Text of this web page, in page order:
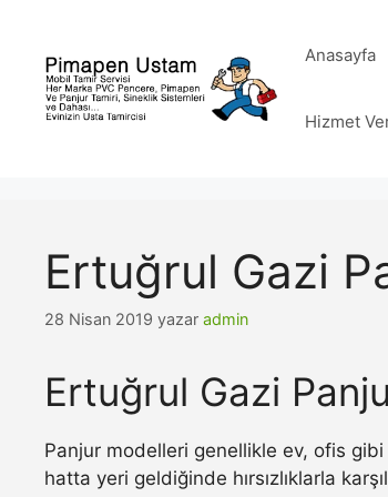
Anasayfa
Hizmet
Ertuğrul Gazi
28 Nisan 2019 yazar admin
Ertuğrul Gazi
Panjur modelleri genellikle ev, ofis gibi
hatta yeri geldiğinde hırsızlıklarla